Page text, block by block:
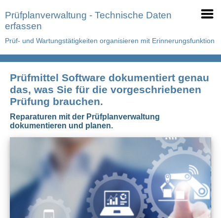
Prüfplanverwaltung - Technische Daten
erfassen
Prüf- und Wartungstätigkeiten organisieren mit Erinnerungsfunktion
Prüfmittel Software dokumentiert genau
das, was Sie für die vorgeschriebenen
Prüfung brauchen.
Reparaturen mit der Prüfplanverwaltung
dokumentieren und planen.